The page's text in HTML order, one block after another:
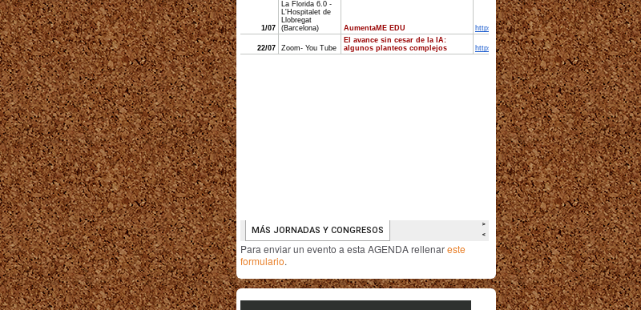
Para enviar un evento a esta AGENDA rellenareste
formulario.